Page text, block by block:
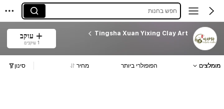
חפש בחנות
Tingsha Xuan Yixing Clay Art עוקב
1 עוקבים
מומלצים הפופולרי ביותר מחיר סינון